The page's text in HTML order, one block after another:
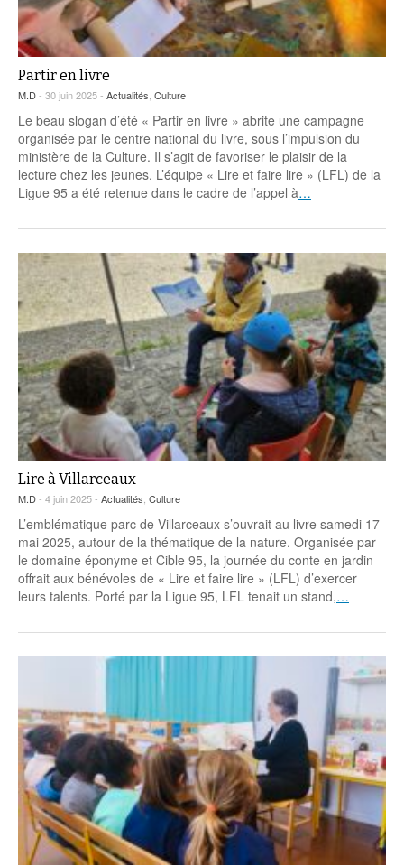
Partir en livre
M.D- 30 juin 2025 - Actualités Culture
Le beau slogan d’été « Partir en livre » abrite une campagne
organisée par le centre national du livre, sous l’impulsion du
ministère de la Culture. Il s’agit de favoriser le plaisir de la
lecture chez les jeunes. L’équipe « Lire et faire lire » (LFL) de la
Ligue 95 a été retenue dans le cadre de l’appel à…
Lire à Villarceaux
M.D- 4 juin 2025 - Actualités, Culture
L’emblématique parc de Villarceaux s’ouvrait au livre samedi 17
mai 2025, autour de la thématique de la nature. Organisée par
le domaine éponyme et Cible 95, la journée du conte en jardin
offrait aux bénévoles de « Lire et faire lire » (LFL) d’exercer
leurs talents. Porté par la Ligue 95, LFL tenait un stand,…